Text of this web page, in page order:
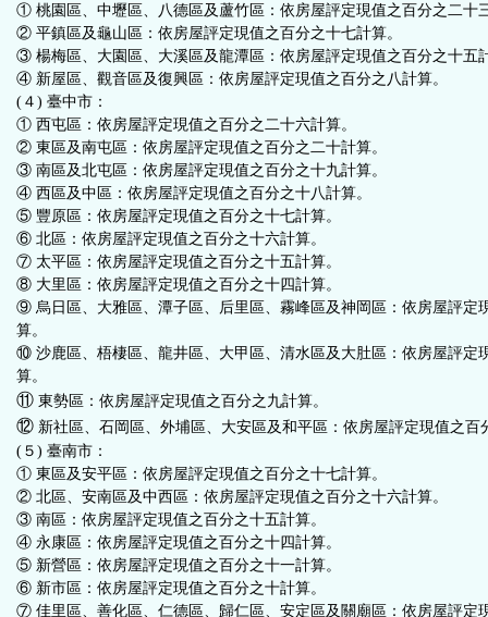
① 桃園區、中壢區、八德區及蘆竹區：依房屋評定現值之百分之二十
② 平鎮區及龜山區：依房屋評定現值之百分之十七計算。
③ 楊梅區、大園區、大溪區及龍潭區：依房屋評定現值之百分之十五
④ 新屋區、觀音區及復興區：依房屋評定現值之百分之八計算。
(４) 臺中市：
① 西屯區：依房屋評定現值之百分之二十六計算。
② 東區及南屯區：依房屋評定現值之百分之二十計算。
③ 南區及北屯區：依房屋評定現值之百分之十九計算。
④ 西區及中區：依房屋評定現值之百分之十八計算。
⑤ 豐原區：依房屋評定現值之百分之十七計算。
⑥ 北區：依房屋評定現值之百分之十六計算。
⑦ 太平區：依房屋評定現值之百分之十五計算。
⑧ 大里區：依房屋評定現值之百分之十四計算。
⑨ 烏日區、大雅區、潭子區、后里區、霧峰區及神岡區：依房屋評定
算。
⑩ 沙鹿區、梧棲區、龍井區、大甲區、清水區及大肚區：依房屋評定
算。
⑪ 東勢區：依房屋評定現值之百分之九計算。
⑫ 新社區、石岡區、外埔區、大安區及和平區：依房屋評定現值之百
(５) 臺南市：
① 東區及安平區：依房屋評定現值之百分之十七計算。
② 北區、安南區及中西區：依房屋評定現值之百分之十六計算。
③ 南區：依房屋評定現值之百分之十五計算。
④ 永康區：依房屋評定現值之百分之十四計算。
⑤ 新營區：依房屋評定現值之百分之十一計算。
⑥ 新市區：依房屋評定現值之百分之十計算。
⑦ 佳里區、善化區、仁德區、歸仁區、安定區及關廟區：依房屋評定